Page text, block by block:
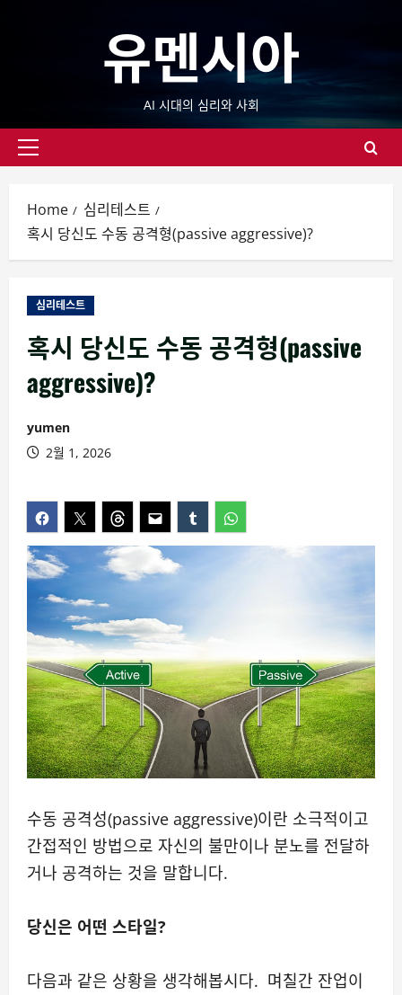
유멘시아
AI 시대의 심리와 사회
Primary
Home
심리테스트
혹시 당신도 수동 공격형(passive aggressive)?
심리테스트
혹시 당신도 수동 공격형(passive
aggressive)?
yumen
2월 1, 2026
수동 공격성(passive aggressive)이란 소극적이고
간접적인 방법으로 자신의 불만이나 분노를 전달하
거나 공격하는 것을 말합니다.
당신은 어떤 스타일?
다음과 같은 상황을 생각해봅시다. 며칠간 잔업이